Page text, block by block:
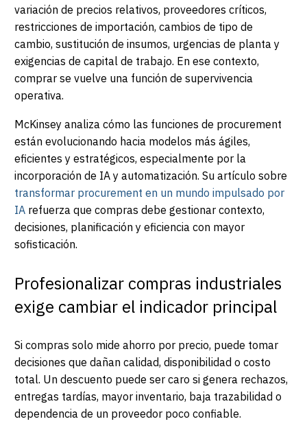
variación de precios relativos, proveedores críticos,
restricciones de importación, cambios de tipo de
cambio, sustitución de insumos, urgencias de planta y
exigencias de capital de trabajo. En ese contexto,
comprar se vuelve una función de supervivencia
operativa.
McKinsey analiza cómo las funciones de procurement
están evolucionando hacia modelos más ágiles,
eficientes y estratégicos, especialmente por la
incorporación de IA y automatización. Su artículo sobre
transformar procurement en un mundo impulsado por
IA refuerza que compras debe gestionar contexto,
decisiones, planificación y eficiencia con mayor
sofisticación.
Profesionalizar compras industriales
exige cambiar el indicador principal
Si compras solo mide ahorro por precio, puede tomar
decisiones que dañan calidad, disponibilidad o costo
total. Un descuento puede ser caro si genera rechazos,
entregas tardías, mayor inventario, baja trazabilidad o
dependencia de un proveedor poco confiable.